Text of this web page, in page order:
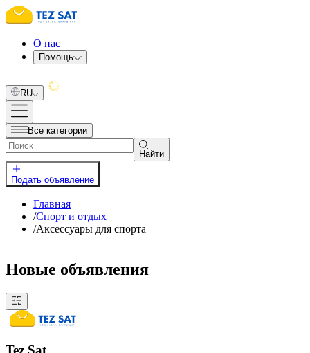
О нас
Помощь
RU
Все категории
Найти
Подать объявление
Главная
/Спорт и отдых
/Аксессуары для спорта
Новые объявления
Tez Sat